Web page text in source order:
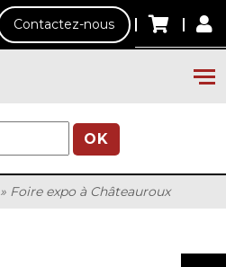
Contactez-nous
OK
Foire expo à Châteauroux